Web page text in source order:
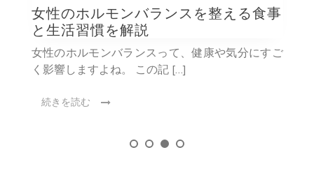
女性のホルモンバランスを整える食事
と生活習慣を解説
女性のホルモンバランスって、健康や気分にすご
く影響しますよね。 この記 […]
続きを読む